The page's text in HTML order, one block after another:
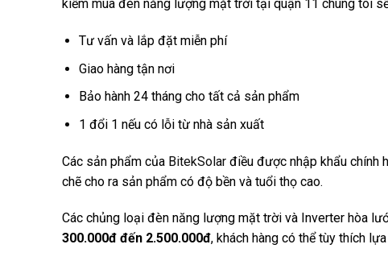
kiếm mua đèn năng lượng mặt trời tại quận 11 chúng tôi
Tư vấn và lắp đặt miễn phí
Giao hàng tận nơi
Bảo hành 24 tháng cho tất cả sản phẩm
1 đổi 1 nếu có lỗi từ nhà sản xuất
Các sản phẩm của BitekSolar điều được nhập khẩu chính
chẽ cho ra sản phẩm có độ bền và tuổi thọ cao.
Các chủng loại đèn năng lượng mặt trời và Inverter hòa
300.000đ đến 2.500.000đ, khách hàng có thể tùy thích